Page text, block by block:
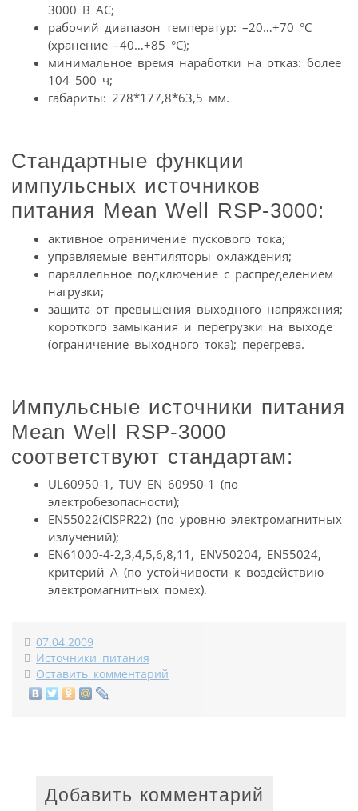
3000 В AC;
рабочий диапазон температур: –20…+70 °С
(хранение –40…+85 °С);
минимальное время наработки на отказ: более
104 500 ч;
габариты: 278*177,8*63,5 мм.
Стандартные функции
импульсных источников
питания Mean Well RSP-3000:
активное ограничение пускового тока;
управляемые вентиляторы охлаждения;
параллельное подключение с распределением
нагрузки;
защита от превышения выходного напряжения;
короткого замыкания и перегрузки на выходе
(ограничение выходного тока); перегрева.
Импульсные источники питания
Mean Well RSP-3000
соответствуют стандартам:
UL60950-1, TUV EN 60950-1 (по
электробезопасности);
EN55022(CISPR22) (по уровню электромагнитных
излучений);
EN61000-4-2,3,4,5,6,8,11, ENV50204, EN55024,
критерий А (по устойчивости к воздействию
электромагнитных помех).
07.04.2009
Источники питания
Оставить комментарий
Добавить комментарий